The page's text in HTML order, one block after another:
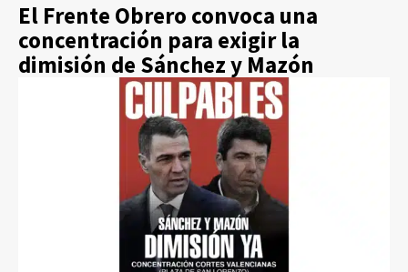
El Frente Obrero convoca una
concentración para exigir la
dimisión de Sánchez y Mazón